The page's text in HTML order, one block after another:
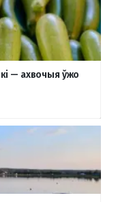
— ахвочыя ўжо